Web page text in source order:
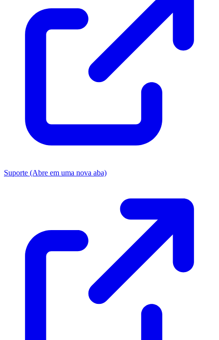
Suporte (Abre em uma nova aba)